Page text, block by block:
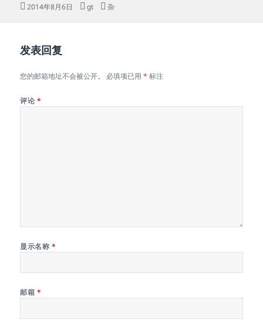
发
2014年8月6日
作
gt
分
杂
发表回复
您的邮箱地址不会被公开。 必填项已用* 标注
评论 *
显示名称 *
邮箱 *